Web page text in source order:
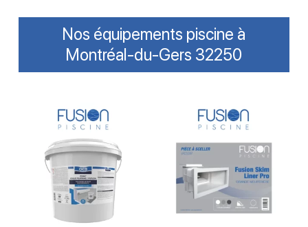
Nos équipements piscine à
Montréal-du-Gers 32250